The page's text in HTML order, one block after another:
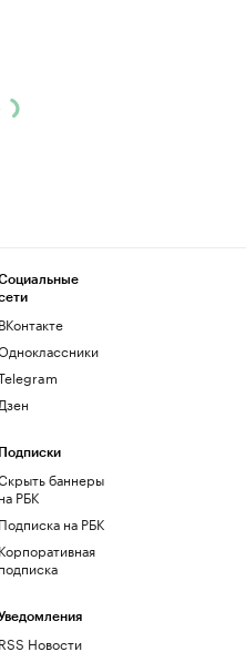
ВКонтакте
Дзен
Подписки
баннеры
на РБК
Подписка на РБК
Корпоративная
подписка
RSS Новости